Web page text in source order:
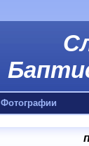
Фотографии